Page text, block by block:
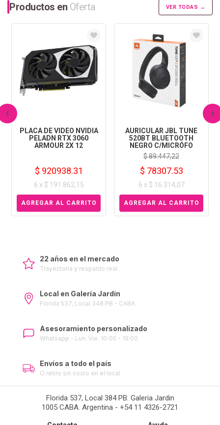
Productos en Oferta VER TODAS →
PLACA DE VIDEO NVIDIA
PELADN RTX 3060
ARMOUR 2X 12
$ 920938.31
6 x $ 191.862,15
AURICULAR JBL TUNE
520BT BLUETOOTH
NEGRO C/MICRÓFO
$ 89.447,22
$ 78307.53
6 x $ 16.314,07
‹ ›
22 años en el mercado
Trayectoria y respaldo real.
Local en Galería Jardín
Florida 537, Local 348 PB - CABA
Asesoramiento personalizado
Whatsapp - Lun. Vie. 10:00 - 19:00
Envíos a todo el país
O retiro sin costo en el local
Florida 537, Local 384 PB. Galeria Jardin
1005 CABA. Argentina - +54 11 4326-2721